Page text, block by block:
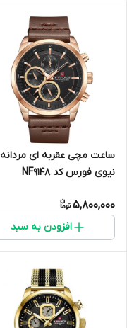
ساعت مچی عقربه ای مردانه
نیوی فورس کد NF9148
5,800,000
افزودن به سبد